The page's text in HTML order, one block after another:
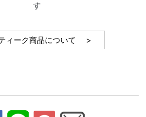
す
ィーク商品について >